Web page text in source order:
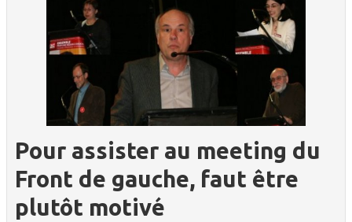
Pour assister au meeting du
Front de gauche, faut être
plutôt motivé